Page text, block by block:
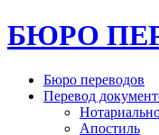
БЮРО
Бюро переводов
Перевод
Апостиль